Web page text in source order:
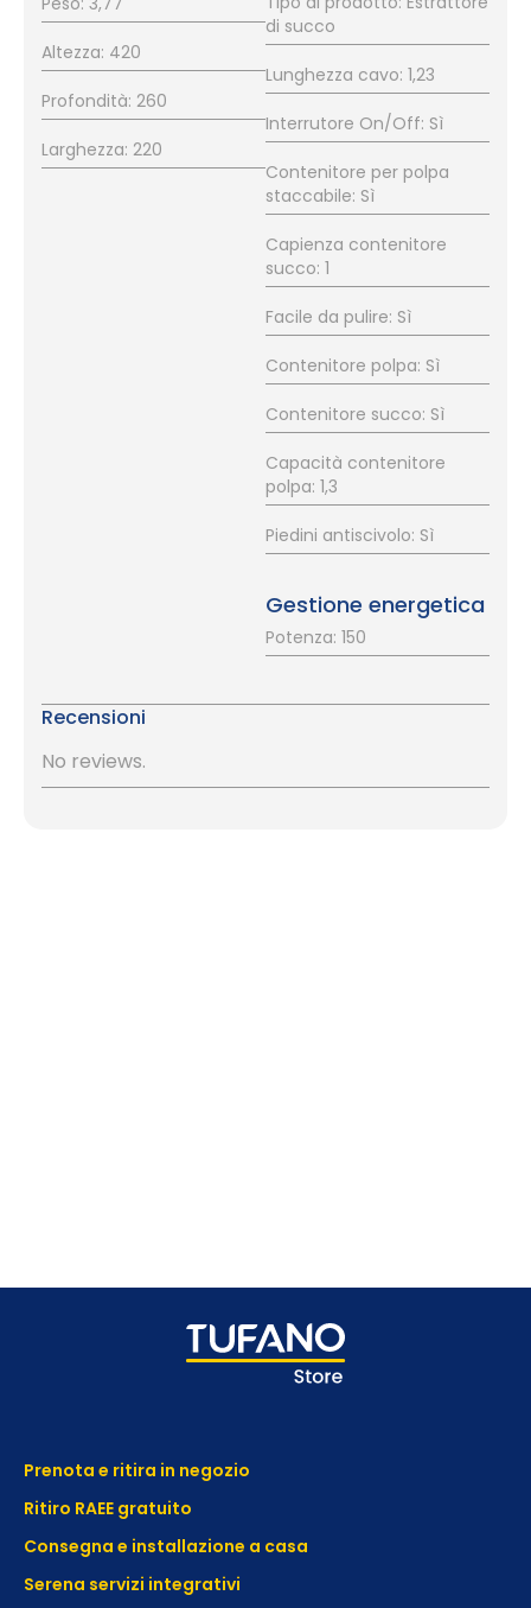
Altezza: 420
Profondità: 260
Larghezza: 220
di succo
Lunghezza cavo: 1,23
Interrutore On/Off: Sì
Contenitore per polpa
staccabile: Sì
Capienza contenitore
succo: 1
Facile da pulire: Sì
Contenitore polpa: Sì
Contenitore succo: Sì
Capacità contenitore
polpa: 1,3
Piedini antiscivolo: Sì
Gestione energetica
Potenza: 150
Recensioni
No reviews.
Prenota e ritira in negozio
Ritiro RAEE gratuito
Consegna e installazione a casa
Serena servizi integrativi